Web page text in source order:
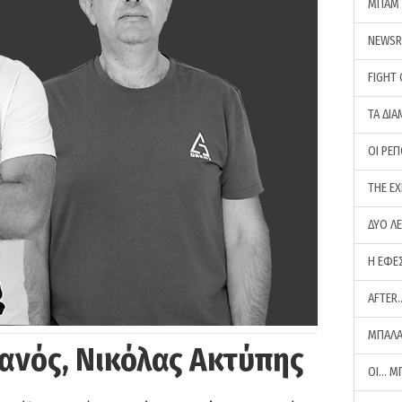
Νικόλας Ακτύπης
ΜΠΑΜ
FIGHT
ΤΑ
ΟΙ
THE
ΔΥΟ
Η
ΟΙ…